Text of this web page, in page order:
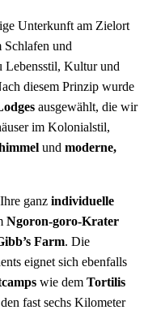
Unterkunft am Zielort
Schlafen und
Lebensstil, Kultur und
diesem Prinzip wurde
ausgewählt, die wir
im Kolonialstil,
und moderne,
ganz individuelle
Ngoron-goro-Krater
Farm. Die
eignet sich ebenfalls
wie dem Tortilis
fast sechs Kilometer